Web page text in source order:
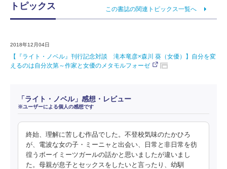
トピックス この書誌の関連トピックス一覧へ
2018年12月04日
【『ライト・ノベル』刊行記念対談 滝本竜彦×森川 葵（女優）】自分を変
えるのは自分次第～作家と女優のメタモルフォーゼ
「ライト・ノベル」感想・レビュー
※ユーザーによる個人の感想です
終始、理解に苦しむ作品でした。不登校気味のたかひろ
が、電波な女の子・ミーニャと出会い、日常と非日常を彷
徨うボーイミーツガールの話かと思いましたが違いまし
た。母親が息子とセックスをしたいと言ったり、幼馴